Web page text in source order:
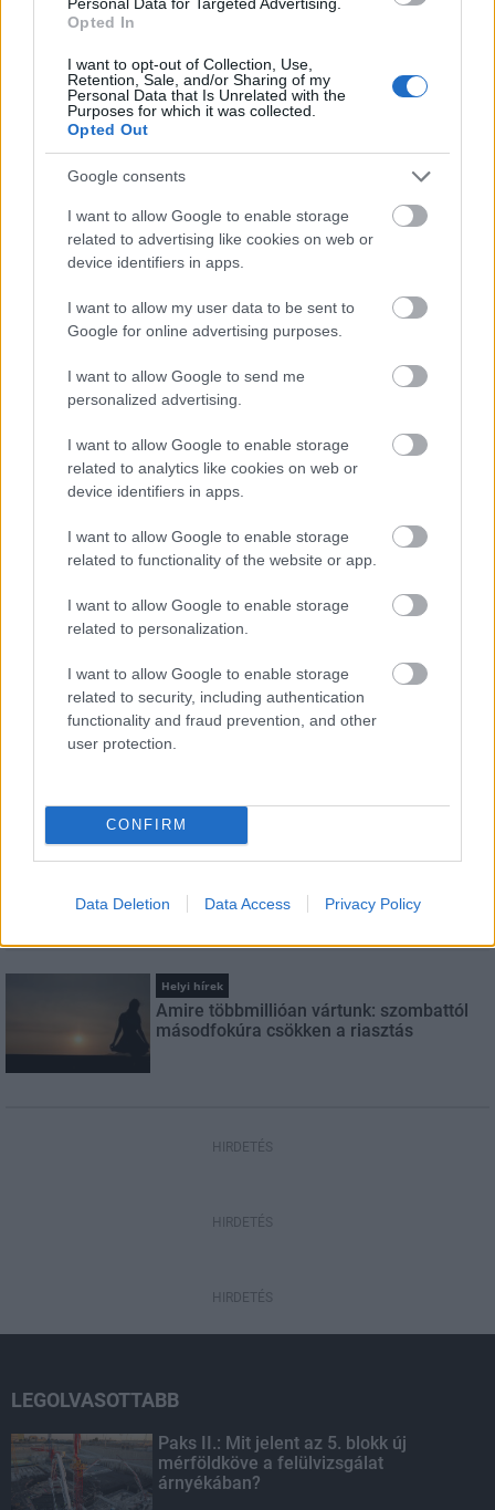
Opted In
I want to opt-out of Collection, Use,
Retention, Sale, and/or Sharing of my
Personal Data that Is Unrelated with the
Purposes for which it was collected.
Opted Out
Google consents
I want to allow Google to enable storage
related to advertising like cookies on web or
device identifiers in apps.
I want to allow my user data to be sent to
Google for online advertising purposes.
I want to allow Google to send me
personalized advertising.
I want to allow Google to enable storage
related to analytics like cookies on web or
device identifiers in apps.
I want to allow Google to enable storage
related to functionality of the website or app.
I want to allow Google to enable storage
related to personalization.
I want to allow Google to enable storage
related to security, including authentication
functionality and fraud prevention, and other
user protection.
CONFIRM
Data Deletion Data Access Privacy Policy
Egy hét alatt közel 6 Celsius-fokkal csökkent a Balaton
vizének hőmérséklete a hétvégére
Feliratkozom a hírlevélre és elfogadom az
szabályzatot!
FELIRATKOZÁS
LEGFRISSEBB
Országos hírek
Megérkezett az eső a Duna vízgyűjtőjére
mérföldköve a felülvizsgálat
árnyékában?
Helyi hírek
Amire többmillióan vártunk: szombattól
másodfokúra csökken a riasztás
HIRDETÉS
HIRDETÉS
HIRDETÉS
LEGOLVASOTTABB
Paks II.: Mit jelent az 5. blokk új
mérföldköve a felülvizsgálat
árnyékában?